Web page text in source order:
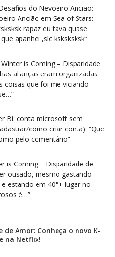
do Nevoeiro Ancião:
Ancião em Sea of Stars:
rapaz eu tava quase
apanhei ,slc ksksksksk”
Winter is Coming – Disparidade
alianças eram organizadas
coisas que foi me viciando
”
Bi: conta microsoft sem
como criar conta): “Que
pelo comentário”
is Coming – Disparidade de
ousado, mesmo gastando
estando em 40°+ lugar no
é…”
de Amor: Conheça o novo K-
na Netflix!